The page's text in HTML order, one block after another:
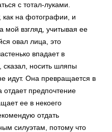
с тотал-луками.
как на фотографии, и
мой взгляд, учитывая ее
овал лица, это
впадает в
сказал, носить шляпы
идут. Она превращается в
предпочтение
ее в некоего
отдать
силуэтам, потому что